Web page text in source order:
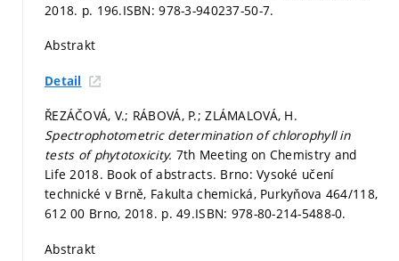
2018. p. 196.ISBN: 978-3-940237-50-7.
Abstrakt
Detail
ŘEZÁČOVÁ, V.; RÁBOVÁ, P.; ZLÁMALOVÁ, H.
Spectrophotometric determination of chlorophyll in
tests of phytotoxicity. 7th Meeting on Chemistry and
Life 2018. Book of abstracts. Brno: Vysoké učení
technické v Brně, Fakulta chemická, Purkyňova 464/118,
612 00 Brno, 2018. p. 49.ISBN: 978-80-214-5488-0.
Abstrakt